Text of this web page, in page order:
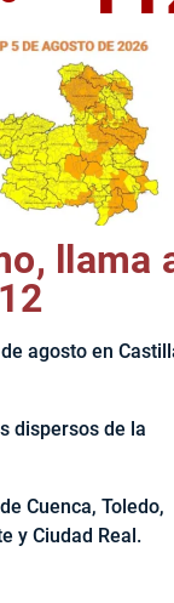
llama
agosto en
dispersos de la
Cuenca, Toledo,
y Ciudad Real.